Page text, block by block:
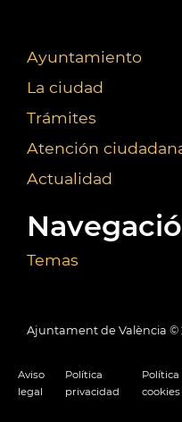
Ayuntamiento
La ciudad
Trámites
Atención
Actualidad
Temas
Ajuntament de València ©
Aviso
legal
Política
privacidad
Política
cookies